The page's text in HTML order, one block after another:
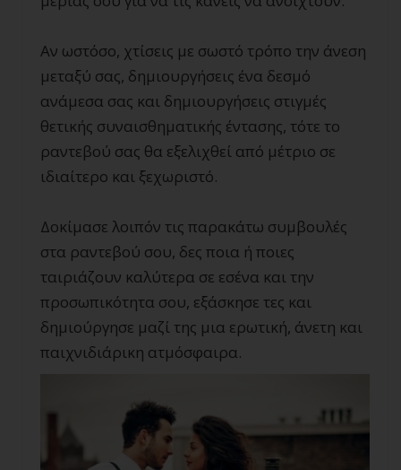
Αν ωστόσο, χτίσεις με σωστό τρόπο την άνεση
μεταξύ σας, δημιουργήσεις ένα δεσμό
ανάμεσα σας και δημιουργήσεις στιγμές
θετικής συναισθηματικής έντασης, τότε το
ραντεβού σας θα εξελιχθεί από μέτριο σε
ιδιαίτερο και ξεχωριστό.
Δοκίμασε λοιπόν τις παρακάτω συμβουλές
στα ραντεβού σου, δες ποια ή ποιες
ταιριάζουν καλύτερα σε εσένα και την
προσωπικότητα σου, εξάσκησε τες και
δημιούργησε μαζί της μια ερωτική, άνετη και
παιχνιδιάρικη ατμόσφαιρα.